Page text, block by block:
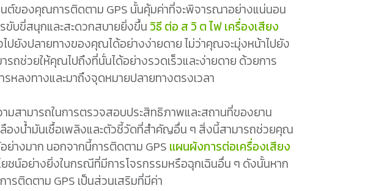
ต์ของคุณการติดตาม GPS นั้นคุ้มค่าที่จะพิจารณาอย่างแน่นอน
บขี่สนุกและสะดวกสบายยิ่งขึ้น วิธี ต่อ ส วิ ต ไฟ เครื่องเสียง
ปยังปลายทางของคุณได้อย่างง่ายดาย ไม่ว่าคุณจะมุ่งหน้าไปยัง
ถช่วยให้คุณไปถึงที่นั่นได้อย่างรวดเร็วและง่ายดาย ด้วยการ
หลงทางและมาถึงจุดหมายปลายทางตรงเวลา
สามารถในการตรวจสอบประสิทธิภาพและสถานที่ของยาน
องน้ำมันเชื้อเพลิงและตัวชี้วัดที่สำคัญอื่น ๆ สิ่งนี้สามารถช่วยคุณ
างมาก นอกจากนี้การติดตาม GPS แผนผังการต่อเครื่องเสียง
น์อย่างยิ่งในกรณีที่มีการโจรกรรมหรือฉุกเฉินอื่น ๆ ดังนั้นหาก
ติดตาม GPS เป็นส่วนเสริมที่มีค่า